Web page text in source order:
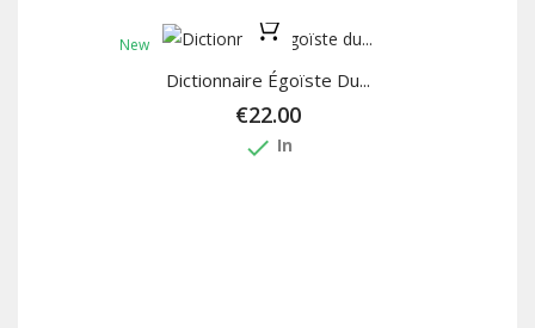
New
Dictionnaire Égoïste Du...
€22.00
done In